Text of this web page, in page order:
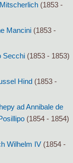
(1853 -
Mancini (1853 -
Secchi (1853 - 1853)
Hind (1853 -
ad Annibale de
(1854 - 1854)
Wilhelm IV (1854 -